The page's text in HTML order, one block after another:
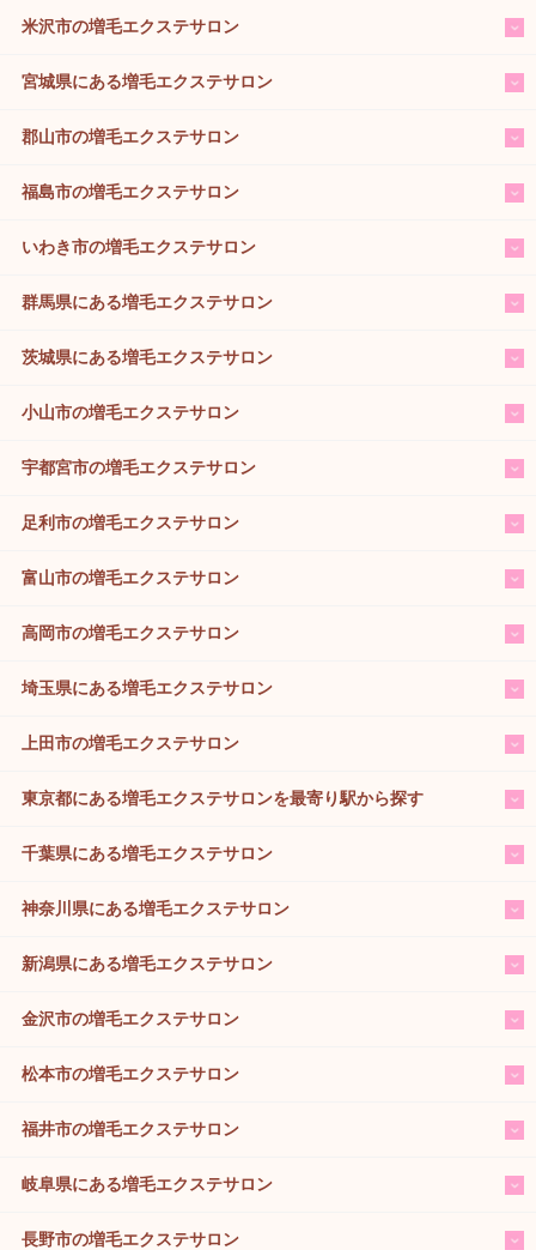
米沢市の増毛エクステサロン
宮城県にある増毛エクステサロン
郡山市の増毛エクステサロン
福島市の増毛エクステサロン
いわき市の増毛エクステサロン
群馬県にある増毛エクステサロン
茨城県にある増毛エクステサロン
小山市の増毛エクステサロン
宇都宮市の増毛エクステサロン
足利市の増毛エクステサロン
富山市の増毛エクステサロン
高岡市の増毛エクステサロン
埼玉県にある増毛エクステサロン
上田市の増毛エクステサロン
東京都にある増毛エクステサロンを最寄り駅から探す
千葉県にある増毛エクステサロン
神奈川県にある増毛エクステサロン
新潟県にある増毛エクステサロン
金沢市の増毛エクステサロン
松本市の増毛エクステサロン
福井市の増毛エクステサロン
岐阜県にある増毛エクステサロン
長野市の増毛エクステサロン